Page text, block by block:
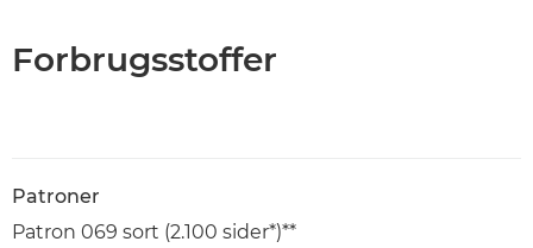
Forbrugsstoffer
Patroner
Patron 069 sort (2.100 sider*)**